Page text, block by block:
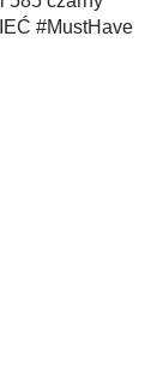
#MustHave